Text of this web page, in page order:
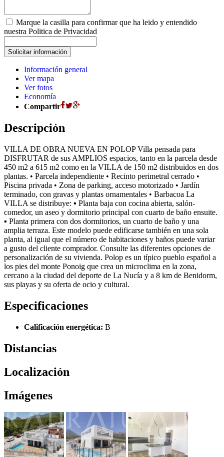
Marque la casilla para confirmar que ha leido y entendido
nuestra Politica de Privacidad
Información general
Ver mapa
Ver fotos
Economía
Compartir
Descripción
VILLA DE OBRA NUEVA EN POLOP Villa pensada para
DISFRUTAR de sus AMPLIOS espacios, tanto en la parcela desde
450 m2 a 615 m2 como en la VILLA de 150 m2 distribuidos en dos
plantas. • Parcela independiente • Recinto perimetral cerrado •
Piscina privada • Zona de parking, acceso motorizado • Jardín
terminado, con gravas y plantas ornamentales • Barbacoa La
VILLA se distribuye: ▪ Planta baja con cocina abierta, salón-
comedor, un aseo y dormitorio principal con cuarto de baño ensuite.
▪ Planta primera con dos dormitorios, un cuarto de baño y una
amplia terraza. Este modelo puede edificarse también en una sola
planta, al igual que el número de habitaciones y baños puede variar
a gusto del cliente comprador. Consulte las diferentes opciones de
personalización de su vivienda. Polop es un típico pueblo español a
los pies del monte Ponoig que crea un microclima en la zona,
cercano a la ciudad del deporte de La Nucía y a 8 km de Benidorm,
sus playas y su oferta de ocio y cultural.
Especificaciones
Calificación energética: B
Distancias
Localización
Imágenes